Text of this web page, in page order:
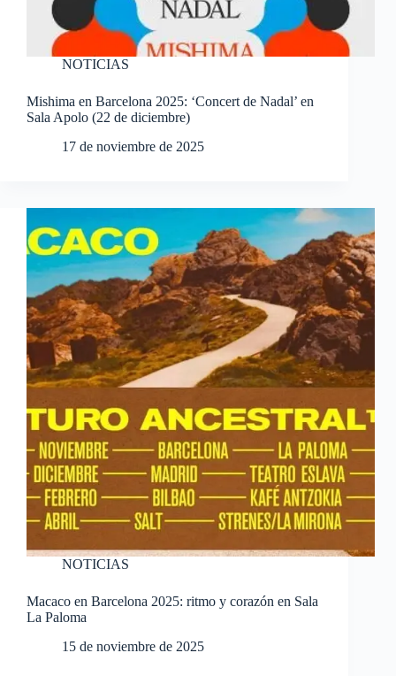
NOTICIAS
Mishima en Barcelona 2025: ‘Concert de Nadal’ en
Sala Apolo (22 de diciembre)
17 de noviembre de 2025
NOTICIAS
Macaco en Barcelona 2025: ritmo y corazón en Sala
La Paloma
15 de noviembre de 2025